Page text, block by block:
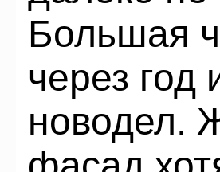
Большая
через год
новодел.